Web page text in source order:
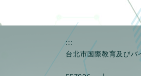
:::
台北市国際教育及びバ